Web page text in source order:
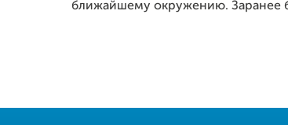
ближайшему окружению. Заранее